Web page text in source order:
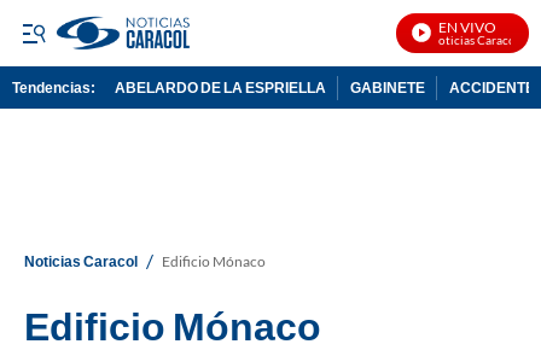
EN VIVO
Noticias Caracol En
Tendencias: ABELARDO DE LA ESPRIELLA GABINETE ACCIDENTE
Noticias Caracol / Edificio Mónaco
Edificio Mónaco